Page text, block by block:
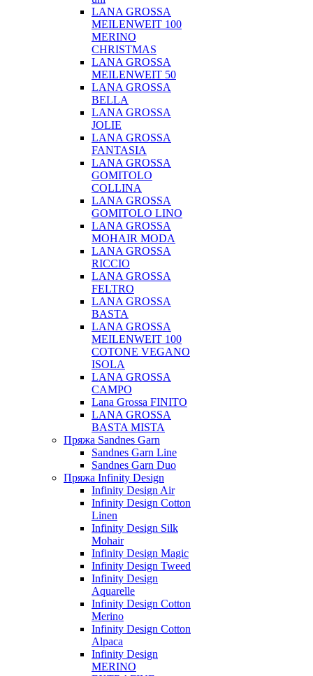
LANA GROSSA
MEILENWEIT 100
MERINO
CHRISTMAS
LANA GROSSA
MEILENWEIT 50
LANA GROSSA
BELLA
LANA GROSSA
JOLIE
LANA GROSSA
FANTASIA
LANA GROSSA
GOMITOLO
COLLINA
LANA GROSSA
GOMITOLO LINO
LANA GROSSA
MOHAIR MODA
LANA GROSSA
RICCIO
LANA GROSSA
FELTRO
LANA GROSSA
BASTA
LANA GROSSA
MEILENWEIT 100
COTONE VEGANO
ISOLA
LANA GROSSA
CAMPO
Lana Grossa FINITO
LANA GROSSA
BASTA MISTA
Пряжа Sandnes Garn
Sandnes Garn Line
Sandnes Garn Duo
Пряжа Infinity Design
Infinity Design Air
Infinity Design Cotton
Linen
Infinity Design Silk
Mohair
Infinity Design Magic
Infinity Design Tweed
Infinity Design
Aquarelle
Infinity Design Cotton
Merino
Infinity Design Cotton
Alpaca
Infinity Design
MERINO